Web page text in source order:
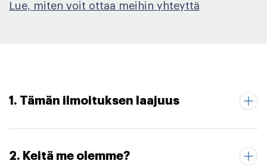
Lue, miten voit ottaa meihin yhteyttä
1. Tämän ilmoituksen laajuus
2. Keitä me olemme?